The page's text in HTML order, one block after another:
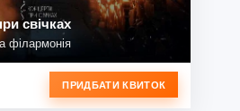
свічках
філармонія
ПРИДБАТИ КВИТОК